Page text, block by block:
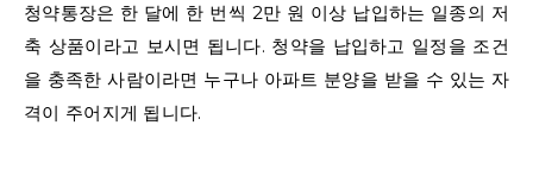
청약통장은 한 달에 한 번씩 2만 원 이상 납입하는 일종의 저
축 상품이라고 보시면 됩니다. 청약을 납입하고 일정을 조건
을 충족한 사람이라면 누구나 아파트 분양을 받을 수 있는 자
격이 주어지게 됩니다.